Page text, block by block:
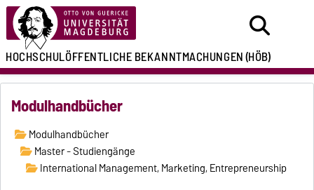
HOCHSCHULÖFFENTLICHEBEKANNTMACHUNGEN(HÖB)
Modulhandbücher
Modulhandbücher
Master - Studiengänge
International Management, Marketing, Entrepreneurship